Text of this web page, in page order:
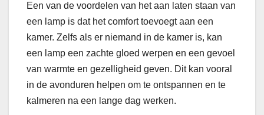
Een van de voordelen van het aan laten staan van
een lamp is dat het comfort toevoegt aan een
kamer. Zelfs als er niemand in de kamer is, kan
een lamp een zachte gloed werpen en een gevoel
van warmte en gezelligheid geven. Dit kan vooral
in de avonduren helpen om te ontspannen en te
kalmeren na een lange dag werken.